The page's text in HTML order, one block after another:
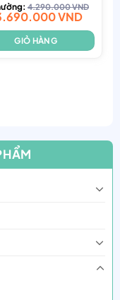
xếp
5.00
4.290.000VND
VND
GIỎ HÀNG